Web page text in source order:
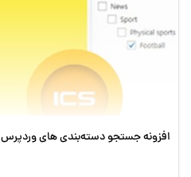
افزونه جستجو دسته‌بندی های وردپرس INLINE CATEGORY SEARCH